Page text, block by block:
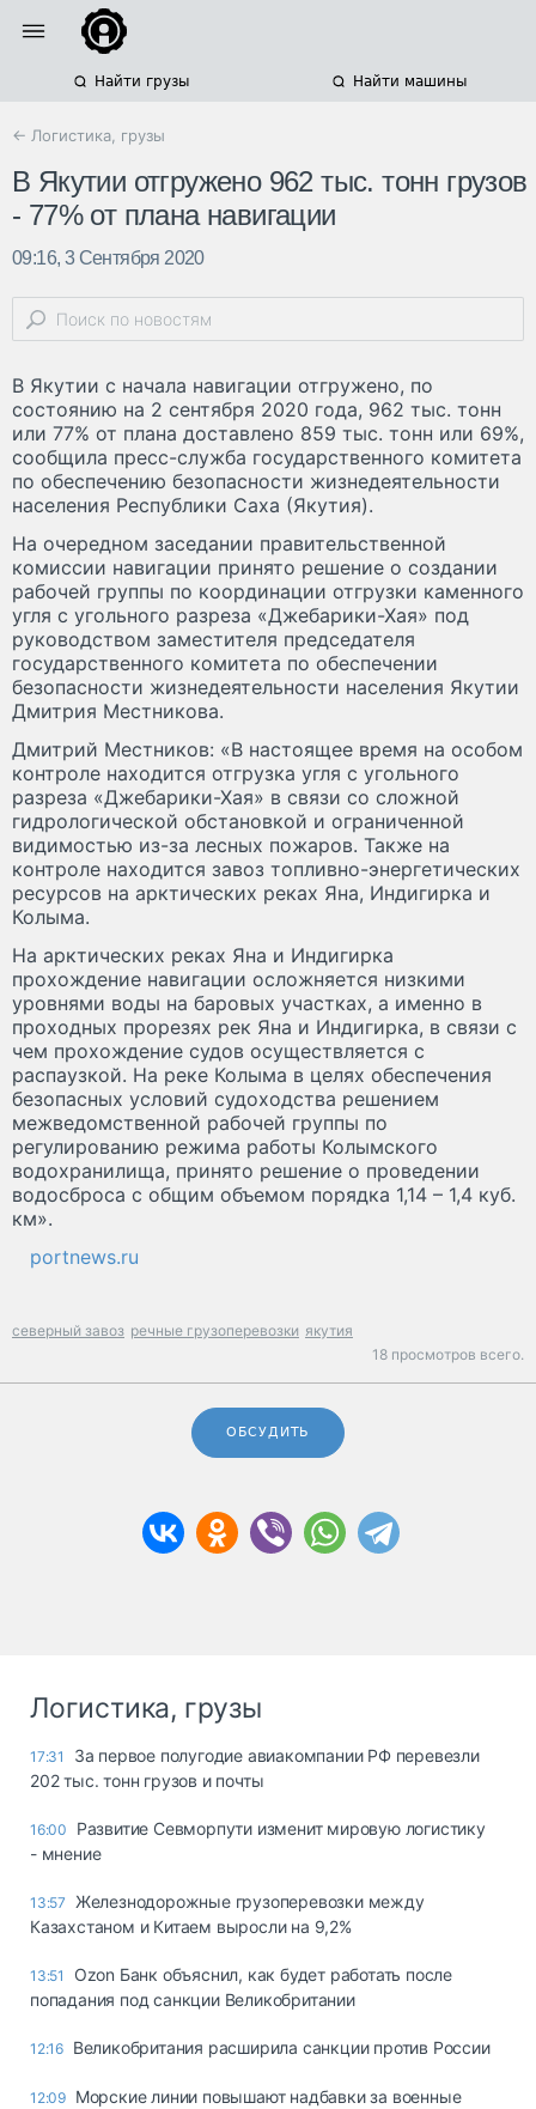
Найти грузы Найти машины
← Логистика, грузы
В Якутии отгружено 962 тыс. тонн грузов
- 77% от плана навигации
09:16, 3 Сентября 2020
В Якутии с начала навигации отгружено, по
состоянию на 2 сентября 2020 года, 962 тыс. тонн
или 77% от плана доставлено 859 тыс. тонн или 69%,
сообщила пресс-служба государственного комитета
по обеспечению безопасности жизнедеятельности
населения Республики Саха (Якутия).
На очередном заседании правительственной
комиссии навигации принято решение о создании
рабочей группы по координации отгрузки каменного
угля с угольного разреза «Джебарики-Хая» под
руководством заместителя председателя
государственного комитета по обеспечении
безопасности жизнедеятельности населения Якутии
Дмитрия Местникова.
Дмитрий Местников: «В настоящее время на особом
контроле находится отгрузка угля с угольного
разреза «Джебарики-Хая» в связи со сложной
гидрологической обстановкой и ограниченной
видимостью из-за лесных пожаров. Также на
контроле находится завоз топливно-энергетических
ресурсов на арктических реках Яна, Индигирка и
Колыма.
На арктических реках Яна и Индигирка
прохождение навигации осложняется низкими
уровнями воды на баровых участках, а именно в
проходных прорезях рек Яна и Индигирка, в связи с
чем прохождение судов осуществляется с
распаузкой. На реке Колыма в целях обеспечения
безопасных условий судоходства решением
межведомственной рабочей группы по
регулированию режима работы Колымского
водохранилища, принято решение о проведении
водосброса с общим объемом порядка 1,14 – 1,4 куб.
км».
portnews.ru
северный завоз речные грузоперевозки якутия
18 просмотров всего.
ОБСУДИТЬ
Логистика, грузы
17:31
За первое полугодие авиакомпании РФ перевезли
202 тыс. тонн грузов и почты
16:00
Развитие Севморпути изменит мировую логистику
- мнение
13:57
Железнодорожные грузоперевозки между
Казахстаном и Китаем выросли на 9,2%
13:51
Ozon Банк объяснил, как будет работать после
попадания под санкции Великобритании
12:16 Великобритания расширила санкции против России
12:09 Морские линии повышают надбавки за военные